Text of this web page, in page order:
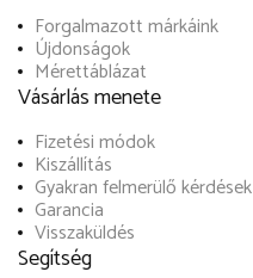
Forgalmazott márkáink
Újdonságok
Mérettáblázat
Vásárlás menete
Fizetési módok
Kiszállítás
Gyakran felmerülő kérdések
Garancia
Visszaküldés
Segítség